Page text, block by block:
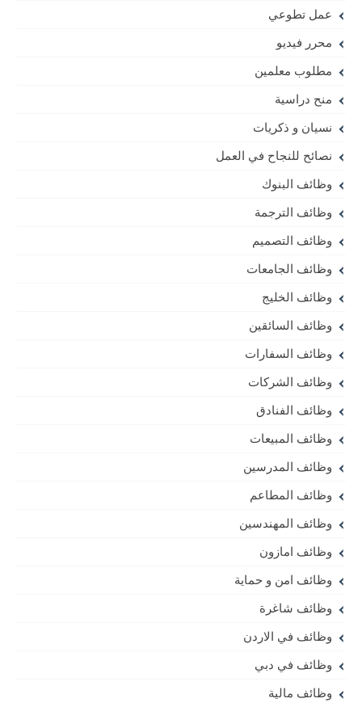
عمل تطوعي
محرر فيديو
مطلوب معلمين
منح دراسية
نسيان و ذكريات
نصائح للنجاح في العمل
وظائف البنوك
وظائف الترجمة
وظائف التصميم
وظائف الجامعات
وظائف الخليج
وظائف السائقين
وظائف السفارات
وظائف الشركات
وظائف الفنادق
وظائف المبيعات
وظائف المدرسين
وظائف المطاعم
وظائف المهندسين
وظائف امازون
وظائف امن و حماية
وظائف شاغرة
وظائف في الاردن
وظائف في دبي
وظائف مالية